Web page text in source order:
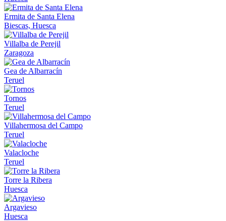
Ermita de Santa Elena
Biescas, Huesca
Villalba de Perejil
Zaragoza
Gea de Albarracín
Teruel
Tornos
Teruel
Villahermosa del Campo
Teruel
Valacloche
Teruel
Torre la Ribera
Huesca
Argavieso
Huesca